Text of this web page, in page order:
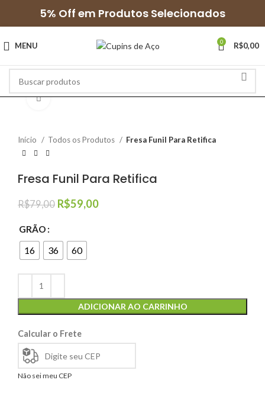
5% Off em Produtos Selecionados
MENU 0 R$0,00
Clique para ampliar
Início Todos os Produtos Fresa Funil Para Retifica
Fresa Funil Para Retifica
R$79,00 R$59,00
GRÃO
16 36 60
ADICIONAR AO CARRINHO
Calcular o Frete
Não sei meu CEP